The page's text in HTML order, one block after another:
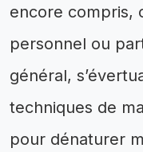
encore compris,
personnel ou
général,
techniques de
pour dénaturer